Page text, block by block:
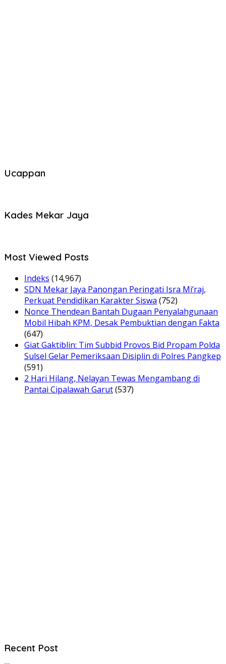
Ucappan
Kades Mekar Jaya
Most Viewed Posts
Indeks (14,967)
SDN Mekar Jaya Panongan Peringati Isra Mi’raj,
Perkuat Pendidikan Karakter Siswa (752)
Nonce Thendean Bantah Dugaan Penyalahgunaan
Mobil Hibah KPM, Desak Pembuktian dengan Fakta
(647)
Giat Gaktiblin: Tim Subbid Provos Bid Propam Polda
Sulsel Gelar Pemeriksaan Disiplin di Polres Pangkep
(591)
2 Hari Hilang, Nelayan Tewas Mengambang di
Pantai Cipalawah Garut(537)
Recent Post